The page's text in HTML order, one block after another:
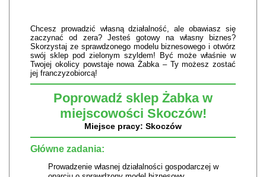
Chcesz prowadzić własną działalność, ale obawiasz się
zaczynać od zera? Jesteś gotowy na własny biznes?
Skorzystaj ze sprawdzonego modelu biznesowego i otwórz
swój sklep pod zielonym szyldem! Być może właśnie w
Twojej okolicy powstaje nowa Żabka – Ty możesz zostać
jej franczyzobiorcą!
Poprowadź sklep Żabka w
miejscowości Skoczów!
Miejsce pracy: Skoczów
Główne zadania:
Prowadzenie własnej działalności gospodarczej w